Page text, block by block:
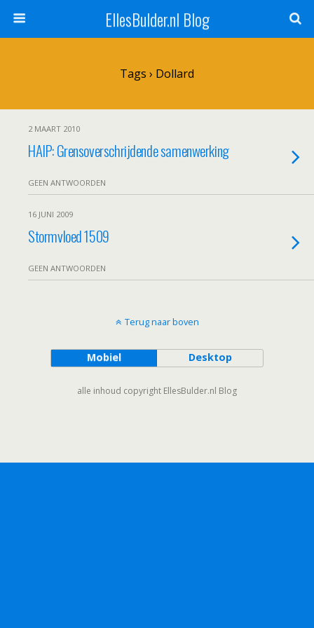
EllesBulder.nl Blog
Tags › Dollard
2 MAART 2010
HAIP: Grensoverschrijdende samenwerking
GEEN ANTWOORDEN
16 JUNI 2009
Stormvloed 1509
GEEN ANTWOORDEN
Terug naar boven
Mobiel Desktop
alle inhoud copyright EllesBulder.nl Blog